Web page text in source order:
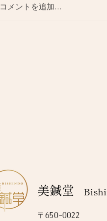
コメントを追加…
美鍼堂
〒650-0022